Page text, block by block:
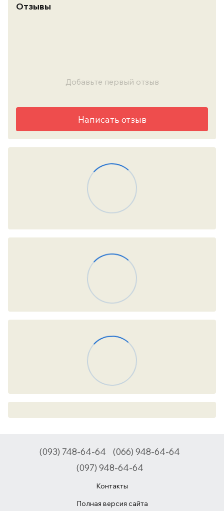
Отзывы
Добавьте первый отзыв
Написать отзыв
(093) 748-64-64
(066) 948-64-64
(097) 948-64-64
Контакты
Полная версия сайта